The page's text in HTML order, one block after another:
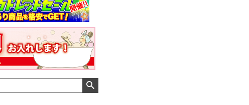
クロエさん
気持ちよくお取引が出来ま
おまけありがとうございま